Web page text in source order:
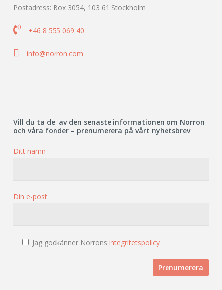
Postadress: Box 3054, 103 61 Stockholm
 +46 8 555 069 40
 info@norron.com
Vill du ta del av den senaste informationen om Norron
och våra fonder – prenumerera på vårt nyhetsbrev
Ditt namn
Din e-post
Jag godkänner Norrons integritetspolicy